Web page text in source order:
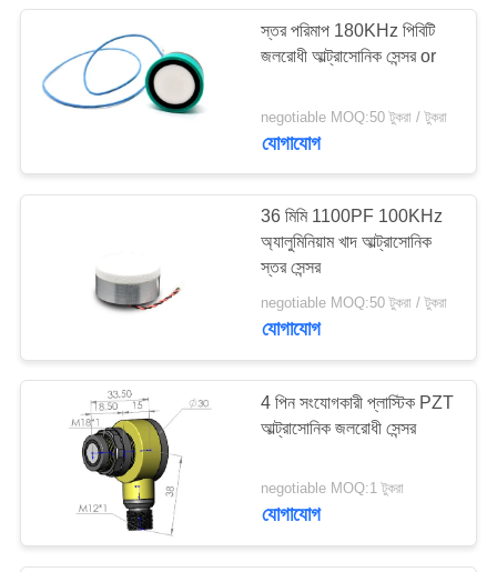
অতিস্বনক ক্যাভিয়েশন
ট্রান্সডুসার
অতিস্বনক দূরত্ব সেন্সর
স্তর পরিমাপ 180KHz পিবিটি
জলরোধী আল্ট্রাসোনিক সেন্সর or
negotiable MOQ:50 টুকরা / টুকরা
যোগাযোগ
36 মিমি 1100PF 100KHz
অ্যালুমিনিয়াম খাদ আল্ট্রাসোনিক
স্তর সেন্সর
negotiable MOQ:50 টুকরা / টুকরা
যোগাযোগ
4 পিন সংযোগকারী প্লাস্টিক PZT
আল্ট্রাসোনিক জলরোধী সেন্সর
negotiable MOQ:1 টুকরা
যোগাযোগ